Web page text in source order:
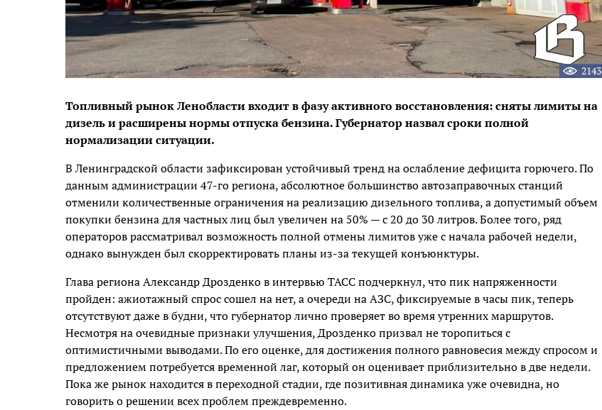
2143
Топливный рынок Ленобласти входит в фазу активного восстановления: сняты лимиты на
дизель и расширены нормы отпуска бензина. Губернатор назвал сроки полной
нормализации ситуации.
В Ленинградской области зафиксирован устойчивый тренд на ослабление дефицита горючего. По
данным администрации 47-го региона, абсолютное большинство автозаправочных станций
отменили количественные ограничения на реализацию дизельного топлива, а допустимый объем
покупки бензина для частных лиц был увеличен на 50% — с 20 до 30 литров. Более того, ряд
операторов рассматривал возможность полной отмены лимитов уже с начала рабочей недели,
однако вынужден был скорректировать планы из-за текущей конъюнктуры.
Глава региона Александр Дрозденко в интервью ТАСС подчеркнул, что пик напряженности
пройден: ажиотажный спрос сошел на нет, а очереди на АЗС, фиксируемые в часы пик, теперь
отсутствуют даже в будни, что губернатор лично проверяет во время утренних маршрутов.
Несмотря на очевидные признаки улучшения, Дрозденко призвал не торопиться с
оптимистичными выводами. По его оценке, для достижения полного равновесия между спросом и
предложением потребуется временной лаг, который он оценивает приблизительно в две недели.
Пока же рынок находится в переходной стадии, где позитивная динамика уже очевидна, но
говорить о решении всех проблем преждевременно.